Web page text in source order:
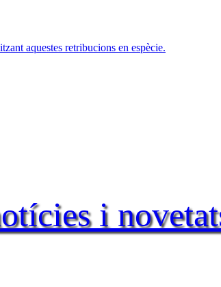
aquestes retribucions en espècie.
i